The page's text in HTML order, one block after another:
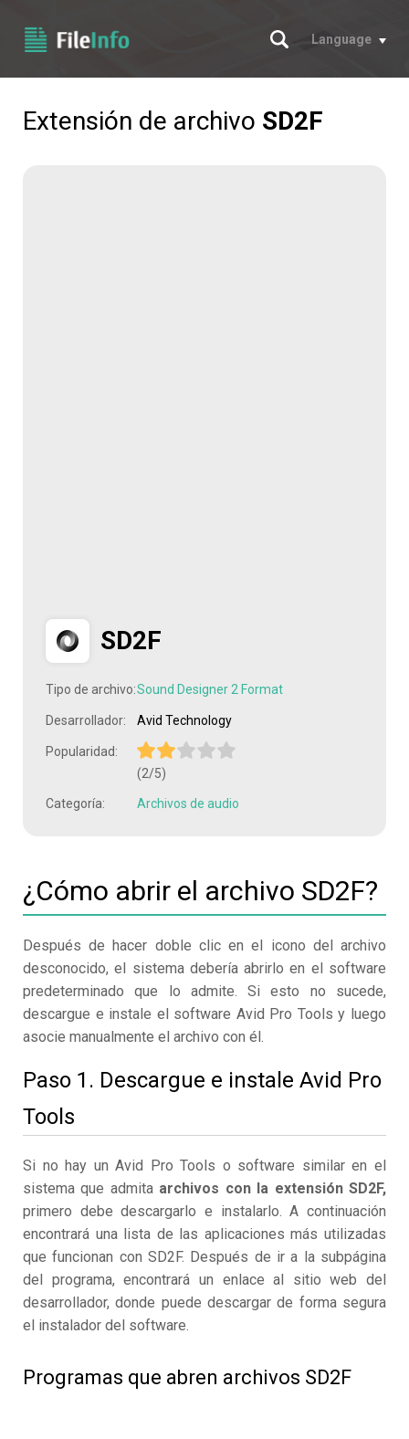
Buscar
Language
Extensión de archivo SD2F
SD2F
Tipo de archivo:Sound Designer 2 Format
Desarrollador: Avid Technology
Popularidad:
(2/5)
Categoría: Archivos de audio
¿Cómo abrir el archivo SD2F?
Después de hacer doble clic en el icono del archivo
desconocido, el sistema debería abrirlo en el software
predeterminado que lo admite. Si esto no sucede,
descargue e instale el software Avid Pro Tools y luego
asocie manualmente el archivo con él.
Paso 1. Descargue e instale Avid Pro
Tools
Si no hay un Avid Pro Tools o software similar en el
sistema que admita archivos con la extensión SD2F,
primero debe descargarlo e instalarlo. A continuación
encontrará una lista de las aplicaciones más utilizadas
que funcionan con SD2F. Después de ir a la subpágina
del programa, encontrará un enlace al sitio web del
desarrollador, donde puede descargar de forma segura
el instalador del software.
Programas que abren archivos SD2F